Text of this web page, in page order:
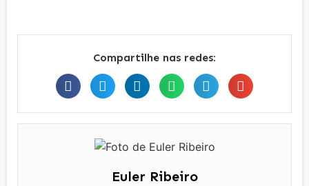
Compartilhe nas redes:
Euler Ribeiro